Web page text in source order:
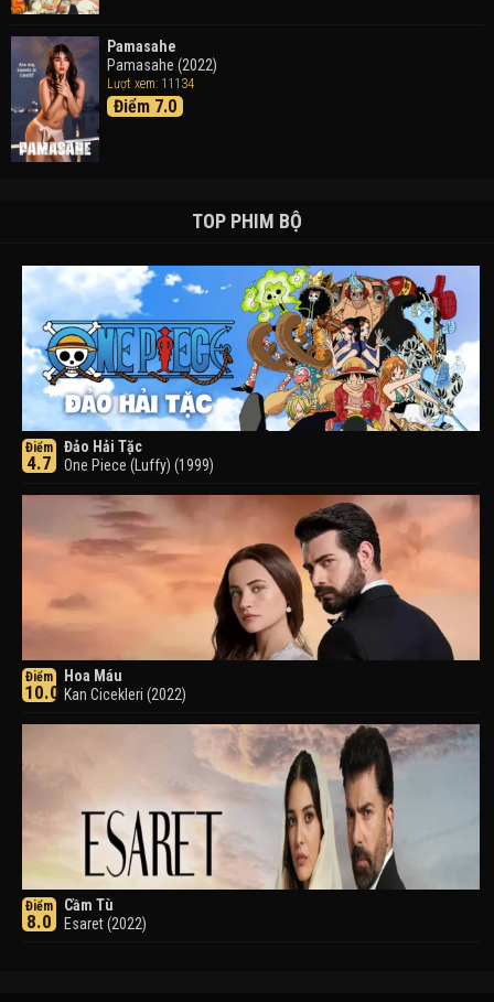
Pamasahe
Pamasahe (2022)
Lượt xem: 11134
Điểm 7.0
TOP PHIM BỘ
Điểm
4.7
Đảo Hải Tặc
One Piece (Luffy) (1999)
Điểm
10.0
Hoa Máu
Kan Cicekleri (2022)
Điểm
8.0
Cầm Tù
Esaret (2022)